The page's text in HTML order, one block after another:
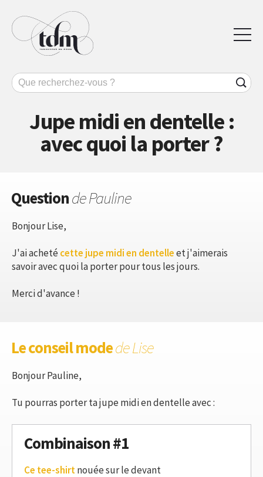
Jupe midi en dentelle :
avec quoi la porter ?
Questionde Pauline
Bonjour Lise,
J'ai achetécette jupe midi en dentelleet j'aimerais
savoir avec quoi la porter pour tous les jours.
Merci d'avance !
Le conseil modede Lise
Bonjour Pauline,
Tu pourras porter ta jupe midi en dentelle avec :
Combinaison #1
Ce tee-shirtnouée sur le devant